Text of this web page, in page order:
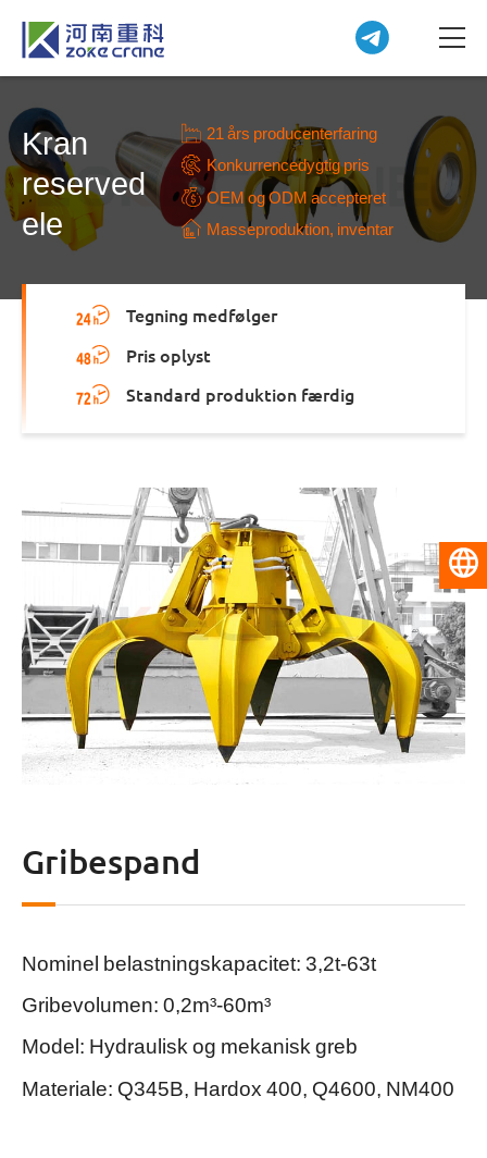
Kran
reserved
ele
21 års producenterfaring
Konkurrencedygtig pris
OEM og ODM accepteret
Masseproduktion, inventar
Tegning medfølger
Pris oplyst
Standard produktion færdig
Gribespand
Nominel belastningskapacitet: 3,2t-63t
Gribevolumen: 0,2m³-60m³
Model: Hydraulisk og mekanisk greb
Materiale: Q345B, Hardox 400, Q4600, NM400
Dansk